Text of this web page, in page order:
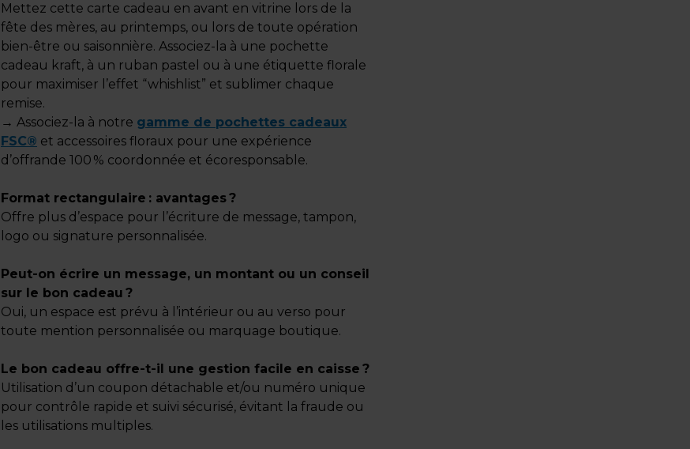
Mettez cette carte cadeau en avant en vitrine lors de la
fête des mères, au printemps, ou lors de toute opération
bien-être ou saisonnière. Associez-la à une pochette
cadeau kraft, à un ruban pastel ou à une étiquette florale
pour maximiser l’effet “whishlist” et sublimer chaque
remise.
→ Associez-la à notre gamme de pochettes cadeaux
FSC® et accessoires floraux pour une expérience
d’offrande 100 % coordonnée et écoresponsable.
Format rectangulaire : avantages ?
Offre plus d’espace pour l’écriture de message, tampon,
logo ou signature personnalisée.
Peut-on écrire un message, un montant ou un conseil
sur le bon cadeau ?
Oui, un espace est prévu à l’intérieur ou au verso pour
toute mention personnalisée ou marquage boutique.
Le bon cadeau offre-t-il une gestion facile en caisse ?
Utilisation d’un coupon détachable et/ou numéro unique
pour contrôle rapide et suivi sécurisé, évitant la fraude ou
les utilisations multiples.